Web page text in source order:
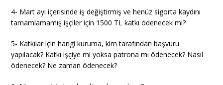
4- Mart ayı içerisinde iş değiştirmiş ve henüz sigorta kaydını
tamamlamamış işçiler için 1500 TL katkı ödenecek mi?
5- Katkılar için hangi kuruma, kim tarafından başvuru
yapılacak? Katkı işçiye mi yoksa patrona mı ödenecek? Nasıl
ödenecek? Ne zaman ödenecek?